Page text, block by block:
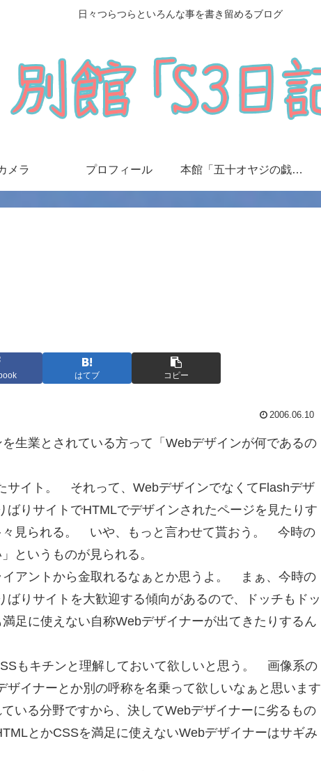
日々つらつらといろんな事を書き留めるブログ
メラ プロフィール 本館「五十オヤジの戯言日記」
はてブ コピー
2006.06.10
生業とされている方って「Webデザインが何であるの
サイト。 それって、WebデザインでなくてFlashデザ
りサイトでHTMLでデザインされたページを見たりす
々見られる。 いや、もっと言わせて貰おう。 今時の
というものが見られる。
アントから金取れるなぁとか思うよ。 まぁ、今時の
りサイトを大歓迎する傾向があるので、ドッチもドッ
に使えない自称Webデザイナーが出てきたりするん
もキチンと理解しておいて欲しいと思う。 画像系の
イナーとか別の呼称を名乗って欲しいなぁと思います
いる分野ですから、決してWebデザイナーに劣るもの
とかCSSを満足に使えないWebデザイナーはサギみ